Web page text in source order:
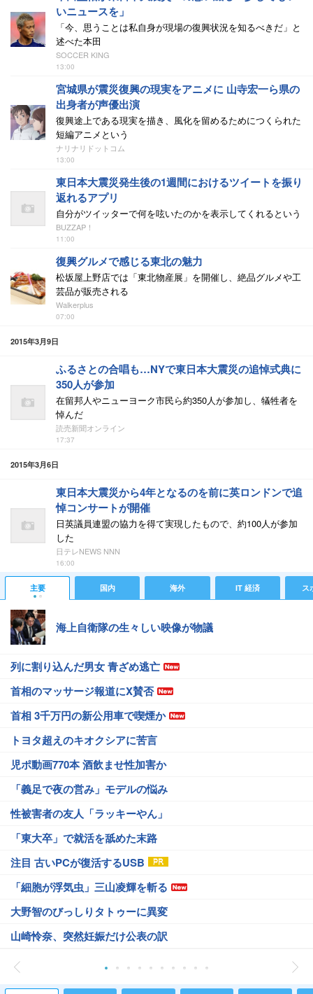
いニュースを」
「今、思うことは私自身が現場の復興状況を知るべきだ」と
述べた本田
SOCCER KING
13:00
宮城県が震災復興の現実をアニメに 山寺宏一ら県の
出身者が声優出演
復興途上である現実を描き、風化を留めるためにつくられた
短編アニメという
ナリナリドットコム
13:00
東日本大震災発生後の1週間におけるツイートを振り
返れるアプリ
自分がツイッターで何を呟いたのかを表示してくれるという
BUZZAP！
11:00
復興グルメで感じる東北の魅力
松坂屋上野店では「東北物産展」を開催し、絶品グルメや工
芸品が販売される
Walkerplus
07:00
2015年3月9日
ふるさとの合唱も…NYで東日本大震災の追悼式典に
350人が参加
在留邦人やニューヨーク市民ら約350人が参加し、犠牲者を
悼んだ
読売新聞オンライン
17:37
2015年3月6日
東日本大震災から4年となるのを前に英ロンドンで追
悼コンサートが開催
日英議員連盟の協力を得て実現したもので、約100人が参加
した
日テレNEWS NNN
16:00
主要 国内 海外 IT 経済 ス
海上自衛隊の生々しい映像が物議
列に割り込んだ男女 青ざめ逃亡
首相のマッサージ報道にX賛否
首相 3千万円の新公用車で喫煙か
トヨタ超えのキオクシアに苦言
児ポ動画770本 酒飲ませ性加害か
「義足で夜の営み」モデルの悩み
性被害者の友人「ラッキーやん」
「東大卒」で就活を舐めた末路
注目 古いPCが復活するUSB
「細胞が浮気虫」三山凌輝を斬る
大野智のびっしりタトゥーに異変
山崎怜奈、突然妊娠だけ公表の訳